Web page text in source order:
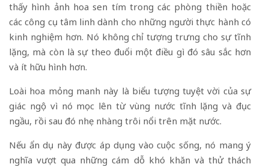
thấy hình ảnh hoa sen tím trong các phòng thiền hoặc
các công cụ tâm linh dành cho những người thực hành có
kinh nghiệm hơn. Nó không chỉ tượng trưng cho sự tĩnh
lặng, mà còn là sự theo đuổi một điều gì đó sâu sắc hơn
và ít hữu hình hơn.
Loài hoa mỏng manh này là biểu tượng tuyệt vời của sự
giác ngộ vì nó mọc lên từ vùng nước tĩnh lặng và đục
ngầu, rồi sau đó nhẹ nhàng trôi nổi trên mặt nước.
Nếu ẩn dụ này được áp dụng vào cuộc sống, nó mang ý
nghĩa vượt qua những cám dỗ khó khăn và thử thách